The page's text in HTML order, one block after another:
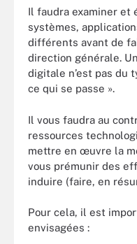
Il faudra examiner et
systèmes,
différents avant de
direction générale.
digitale n’est pas du
ce qui se passe ».
Il vous faudra au
ressources
mettre en œuvre la
vous prémunir des
induire (faire, en
Pour cela, il est
envisagées :